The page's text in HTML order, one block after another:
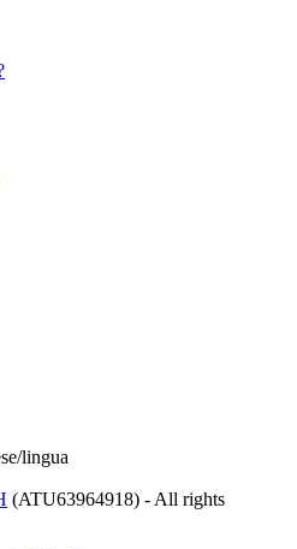
lingua
(ATU63964918) - All rights